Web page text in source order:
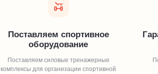
Поставляем спортивное
оборудование
Поставляем силовые тренажерные
комплексы для организации спортивной